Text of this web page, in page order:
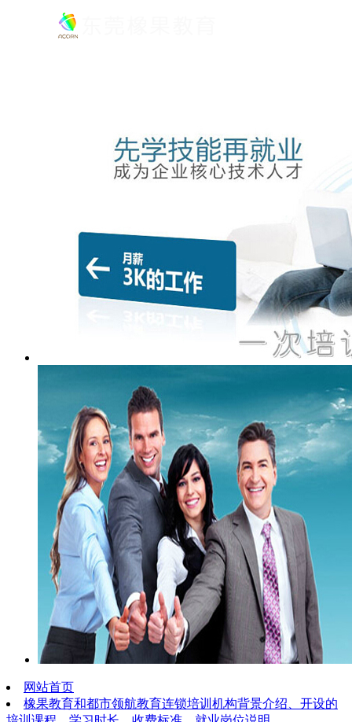
网站首页
橡果教育和都市领航教育连锁培训机构背景介绍、开设的